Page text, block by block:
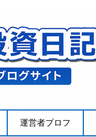
運営者プロフ